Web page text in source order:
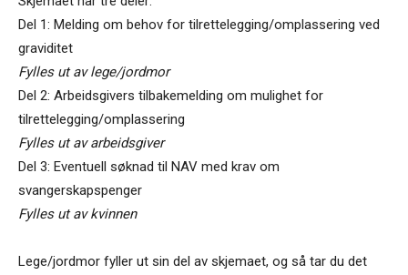
Del 1: Melding om behov for tilrettelegging/omplassering ved
graviditet
Fylles ut av lege/jordmor
Del 2: Arbeidsgivers tilbakemelding om mulighet for
tilrettelegging/omplassering
Fylles ut av arbeidsgiver
Del 3: Eventuell søknad til NAV med krav om
svangerskapspenger
Fylles ut av kvinnen
Lege/jordmor fyller ut sin del av skjemaet, og så tar du det